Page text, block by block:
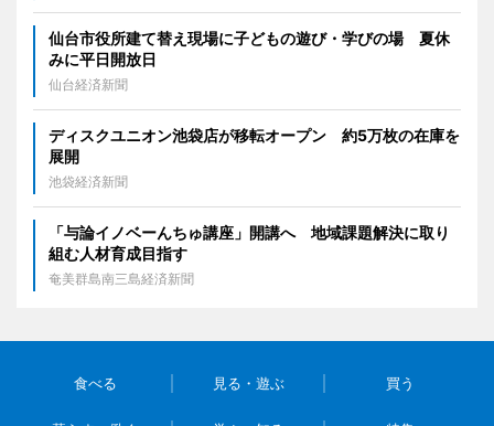
仙台市役所建て替え現場に子どもの遊び・学びの場 夏休
みに平日開放日
仙台経済新聞
ディスクユニオン池袋店が移転オープン 約5万枚の在庫を
展開
池袋経済新聞
「与論イノベーんちゅ講座」開講へ 地域課題解決に取り
組む人材育成目指す
奄美群島南三島経済新聞
食べる 見る・遊ぶ 買う